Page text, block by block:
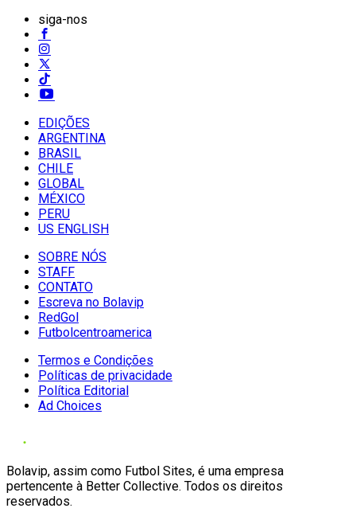
siga-nos
EDIÇÕES
ARGENTINA
BRASIL
CHILE
GLOBAL
MÉXICO
PERU
US ENGLISH
SOBRE NÓS
STAFF
CONTATO
Escreva no Bolavip
RedGol
Futbolcentroamerica
Termos e Condições
Políticas de privacidade
Política Editorial
Ad Choices
Bolavip, assim como Futbol Sites, é uma empresa
pertencente à Better Collective. Todos os direitos
reservados.